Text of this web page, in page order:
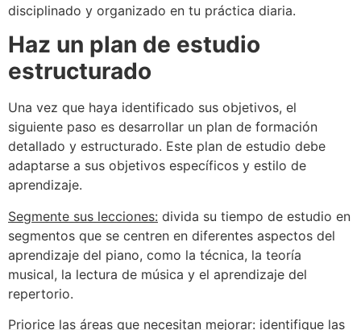
disciplinado y organizado en tu práctica diaria.
Haz un plan de estudio
estructurado
Una vez que haya identificado sus objetivos, el
siguiente paso es desarrollar un plan de formación
detallado y estructurado. Este plan de estudio debe
adaptarse a sus objetivos específicos y estilo de
aprendizaje.
Segmente sus lecciones: divida su tiempo de estudio en
segmentos que se centren en diferentes aspectos del
aprendizaje del piano, como la técnica, la teoría
musical, la lectura de música y el aprendizaje del
repertorio.
Priorice las áreas que necesitan mejorar: identifique las